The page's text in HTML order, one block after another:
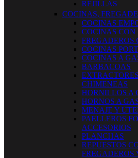
REJILLAS
COCINAS,
COCINAS
COCINAS CON
FREGADEROS
COCINAS
COCINAS A
BARBACOAS
CHIMENEAS
HORNILLOS A
HORNOS A
MENAJE Y
PAELLEROS
ACCESORIOS
PLANCHAS
REPUESTOS
FREGADEROS